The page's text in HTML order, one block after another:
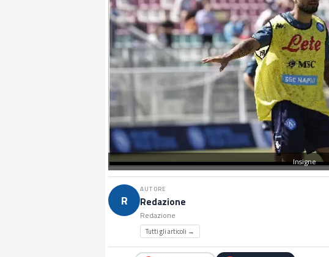
Insigne
R
AUTORE
Redazione
Redazione
Tutti gli articoli →